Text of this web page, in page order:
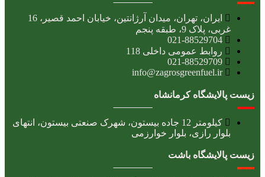
ایران، تهران، میدان آرژانتین، خیابان احمد قصیر، 16
غربی، پلاک 9، طبقه پنجم
021-88529704
روابط عمومی داخلی 118
021-88529709
info@zagrosgreenfuel.ir​
زیست پالایشگاه کرمانشاه
کیلومتر 12 جاده بیستون، شهرک صنعتی بیستون، انتهای
بلوار رازی، بلوار خوارزمی
زیست پالایشگاه باشت